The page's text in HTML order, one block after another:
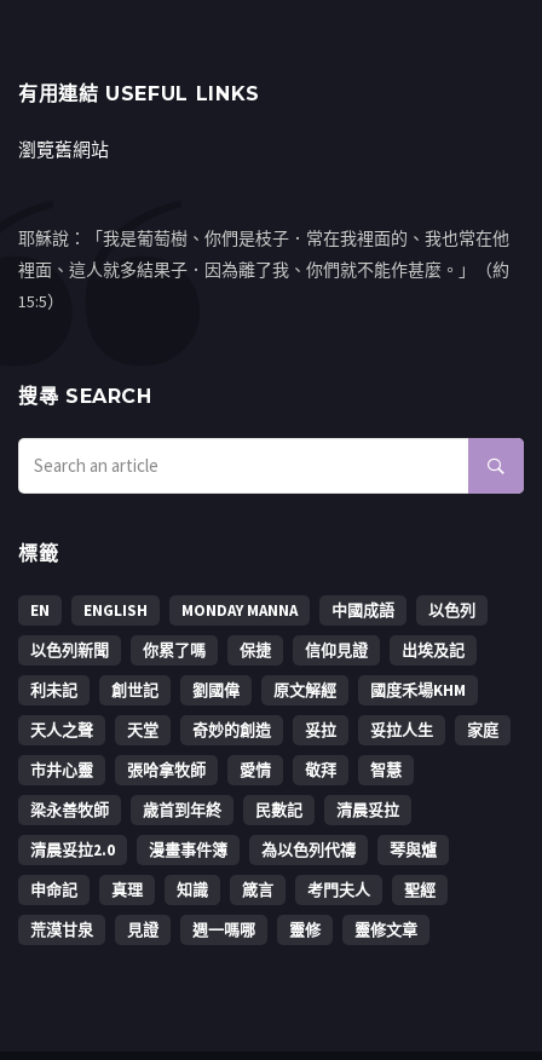
有用連結 USEFUL LINKS
瀏覽舊網站
耶穌說：「我是葡萄樹、你們是枝子．常在我裡面的、我也常在他
裡面、這人就多結果子．因為離了我、你們就不能作甚麼。」（約
15:5）
搜㝷 SEARCH
標籤
EN ENGLISH MONDAY MANNA 中國成語
以色列
以色列新聞
你累了嗎 保捷 信仰見證
出埃及記
利未記
創世記 劉國偉 原文解經
國度禾場KHM
天人之聲
天堂 奇妙的創造 妥拉 妥拉人生
家庭
市井心靈
張哈拿牧師 愛情 敬拜
智慧
梁永善牧師
歳首到年終 民數記
清晨妥拉
清晨妥拉2.0
漫畫事件簿 為以色列代禱
琴與爐
申命記
真理 知識 箴言 考門夫人
聖經
荒漠甘泉
見證 週一嗎哪 靈修 靈修文章